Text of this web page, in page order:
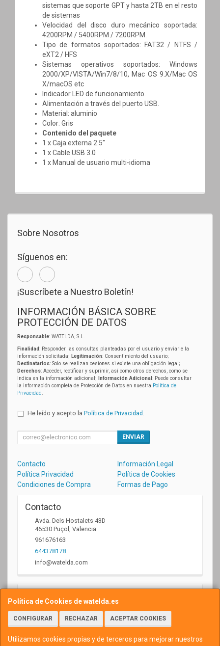
sistemas que soporte GPT y hasta 2TB en el resto
de sistemas
Velocidad del disco duro mecánico soportada:
4200RPM / 5400RPM / 7200RPM.
Tipo de formatos soportados: FAT32 / NTFS /
eXT2 / HFS
Sistemas operativos soportados: Windows
2000/XP/VISTA/Win7/8/10, Mac OS 9.X/Mac OS
X/macOS etc
Indicador LED de funcionamiento.
Alimentación a través del puerto USB.
Material: aluminio
Color: Gris
Contenido del paquete
1 x Caja externa 2.5"
1 x Cable USB 3.0
1 x Manual de usuario multi-idioma
Política de Cookies de watelda.es
CONFIGURAR RECHAZAR ACEPTAR COOKIES
Utilizamos cookies propias y de terceros para mejorar nuestros
Sobre Nosotros
Síguenos en:
¡Suscríbete a Nuestro Boletín!
INFORMACIÓN BÁSICA SOBRE
PROTECCIÓN DE DATOS
Responsable: WATELDA, S.L.
Finalidad: Responder las consultas planteadas por el usuario y enviarle la
información solicitada; Legitimación: Consentimiento del usuario;
Destinatarios: Solo se realizan cesiones si existe una obligación legal;
Derechos: Acceder, rectificar y suprimir, así como otros derechos, como se
indica en la información adicional;
Información Adicional : Puede consultar
la información completa de Protección de Datos en nuestra Política de
Privacidad
He leído y acepto la Política de Privacidad
ENVIAR
Contacto
Información Legal
Política Privacidad
Política de Cookies
Condiciones de Compra
Formas de Pago
Contacto
Avda. Dels Hostalets 43D
46530 Puçol Valencia
961676163
644378178
info@watelda.com